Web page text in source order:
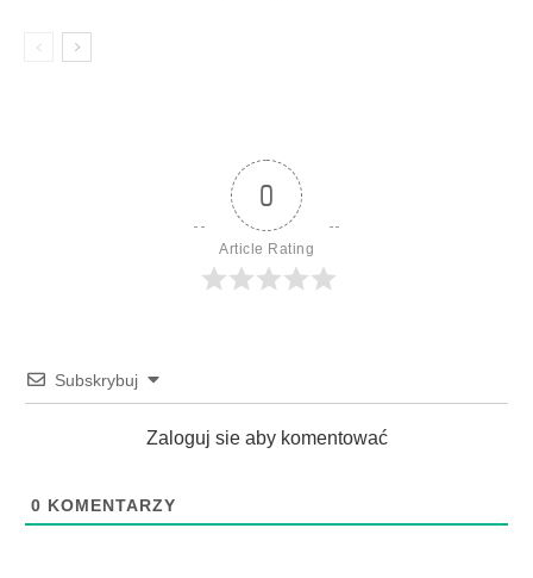
0
Article Rating
Subskrybuj
Zaloguj sie aby komentować
0 KOMENTARZY